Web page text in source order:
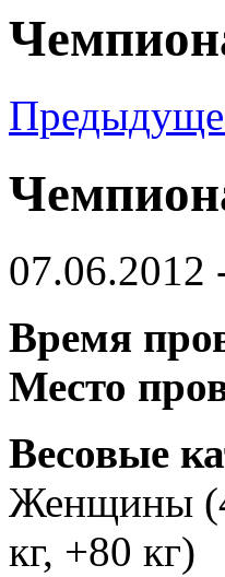
07.06.2012
Время
Место
Весовые
Женщины
кг, +80 кг)